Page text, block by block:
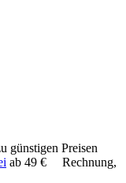
günstigen Preisen
ab 49 €
Rechnung,